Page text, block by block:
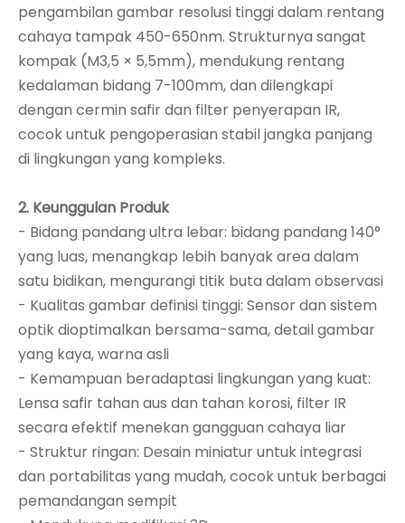
pengambilan gambar resolusi tinggi dalam rentang
cahaya tampak 450-650nm. Strukturnya sangat
kompak (M3,5 × 5,5mm), mendukung rentang
kedalaman bidang 7-100mm, dan dilengkapi
dengan cermin safir dan filter penyerapan IR,
cocok untuk pengoperasian stabil jangka panjang
di lingkungan yang kompleks.
2. Keunggulan Produk
- Bidang pandang ultra lebar: bidang pandang 140°
yang luas, menangkap lebih banyak area dalam
satu bidikan, mengurangi titik buta dalam observasi
- Kualitas gambar definisi tinggi: Sensor dan sistem
optik dioptimalkan bersama-sama, detail gambar
yang kaya, warna asli
- Kemampuan beradaptasi lingkungan yang kuat:
Lensa safir tahan aus dan tahan korosi, filter IR
secara efektif menekan gangguan cahaya liar
- Struktur ringan: Desain miniatur untuk integrasi
dan portabilitas yang mudah, cocok untuk berbagai
pemandangan sempit